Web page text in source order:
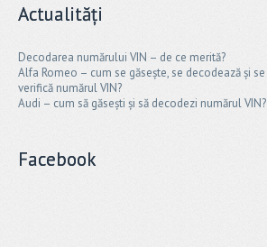
Actualități
Decodarea numărului VIN – de ce merită?
Alfa Romeo – cum se găsește, se decodează și se
verifică numărul VIN?
Audi – cum să găsești și să decodezi numărul VIN?
Facebook